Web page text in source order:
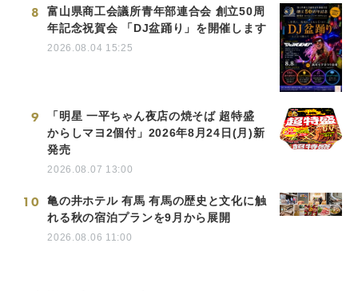
8
富山県商工会議所青年部連合会 創立50周
年記念祝賀会 「DJ盆踊り」を開催します
2026.08.04 15:25
9
「明星 一平ちゃん夜店の焼そば 超特盛
からしマヨ2個付」2026年8月24日(月)新
発売
2026.08.07 13:00
10
亀の井ホテル 有馬 有馬の歴史と文化に触
れる秋の宿泊プランを9月から展開
2026.08.06 11:00